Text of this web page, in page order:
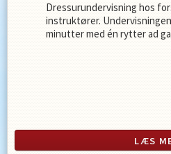
Dressurundervisning hos
instruktører.
minutter med én rytter ad
LÆS